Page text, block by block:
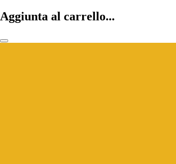
Aggiunta al carrello...